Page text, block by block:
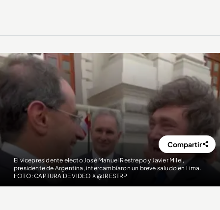
El vicepresidente electo José Manuel Restrepo y Javier Milei,
presidente de Argentina, intercambiaron un breve saludo en Lima.
FOTO: CAPTURA DE VIDEO X @JRESTRP
Compartir